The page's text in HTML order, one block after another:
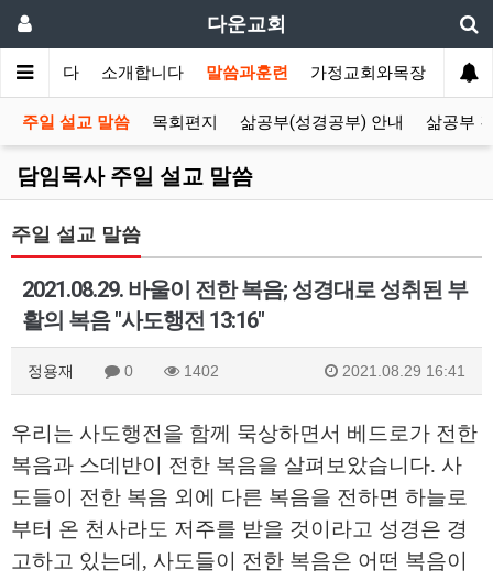
다운교회
영합니다 소개합니다 말씀과훈련 가정교회와목장 선교
주일 설교 말씀 목회편지 삶공부(성경공부) 안내 삶공부
담임목사 주일 설교 말씀
주일 설교 말씀
2021.08.29. 바울이 전한 복음; 성경대로 성취된 부
활의 복음 "사도행전 13:16"
정용재 0 1402 2021.08.29 16:41
우리는 사도행전을 함께 묵상하면서 베드로가 전한
복음과 스데반이 전한 복음을 살펴보았습니다. 사
도들이 전한 복음 외에 다른 복음을 전하면 하늘로
부터 온 천사라도 저주를 받을 것이라고 성경은 경
고하고 있는데 , 사도들이 전한 복음은 어떤 복음이